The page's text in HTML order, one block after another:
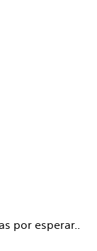
por esperar..